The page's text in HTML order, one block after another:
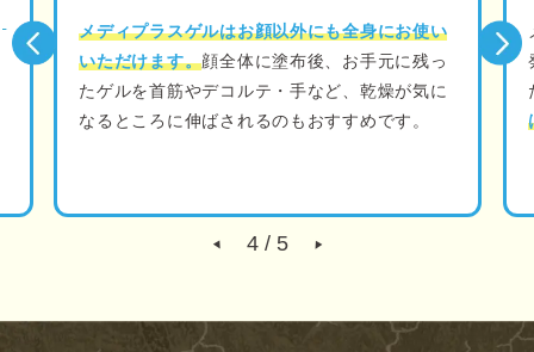
メディプラスゲルは元々ひどい乾燥肌だった開
発者が、エコー用のジェルをヒントに作りまし
た。個人差はありますが、 さっぱりというより
はもっちり、しっとりした使用感です。
5/ 5